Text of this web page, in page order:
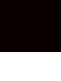
Panduan Masuk